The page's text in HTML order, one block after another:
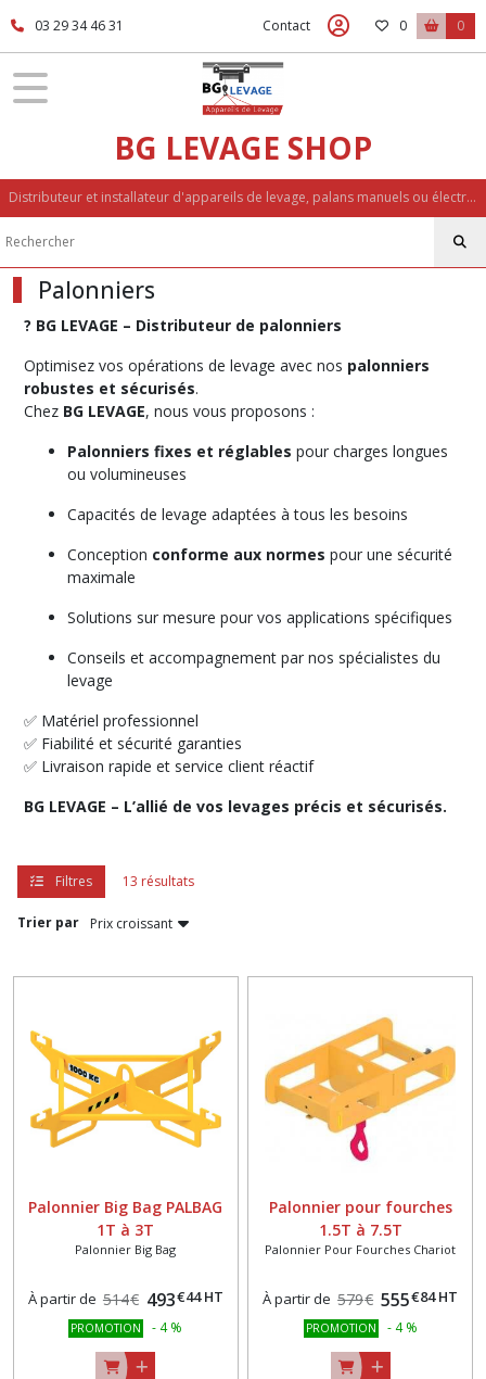
03 29 34 46 31 Contact 0 0
BG LEVAGE SHOP
Distributeur et installateur d'appareils de levage, palans manuels ou électriques, accessoires de levage, palonniers, potences
Palonniers
?️ BG LEVAGE – Distributeur de palonniers
Optimisez vos opérations de levage avec nos palonniers
robustes et sécurisés.
Chez BG LEVAGE, nous vous proposons :
Palonniers fixes et réglables pour charges longues
ou volumineuses
Capacités de levage adaptées à tous les besoins
Conception conforme aux normes pour une sécurité
maximale
Solutions sur mesure pour vos applications spécifiques
Conseils et accompagnement par nos spécialistes du
levage
✅ Matériel professionnel
✅ Fiabilité et sécurité garanties
✅ Livraison rapide et service client réactif
BG LEVAGE – L’allié de vos levages précis et sécurisés.
Filtres 13 résultats
Trier par
Palonnier Big Bag PALBAG
1T à 3T
Palonnier Big Bag
À partir de 514€ 493€44 HT
PROMOTION - 4 %
Palonnier pour fourches
1.5T à 7.5T
Palonnier Pour Fourches Chariot
À partir de 579€ 555€84 HT
PROMOTION - 4 %
Fermer
FILTRES
Accessoires
de
levage
Palonniers
Monopoutre
(2)
réglable
(2)
écartement
(2)
Palonnier
H
(3)
Palonniers
à
(1)
Palonnier
BIG
chariot
(2)
résultats